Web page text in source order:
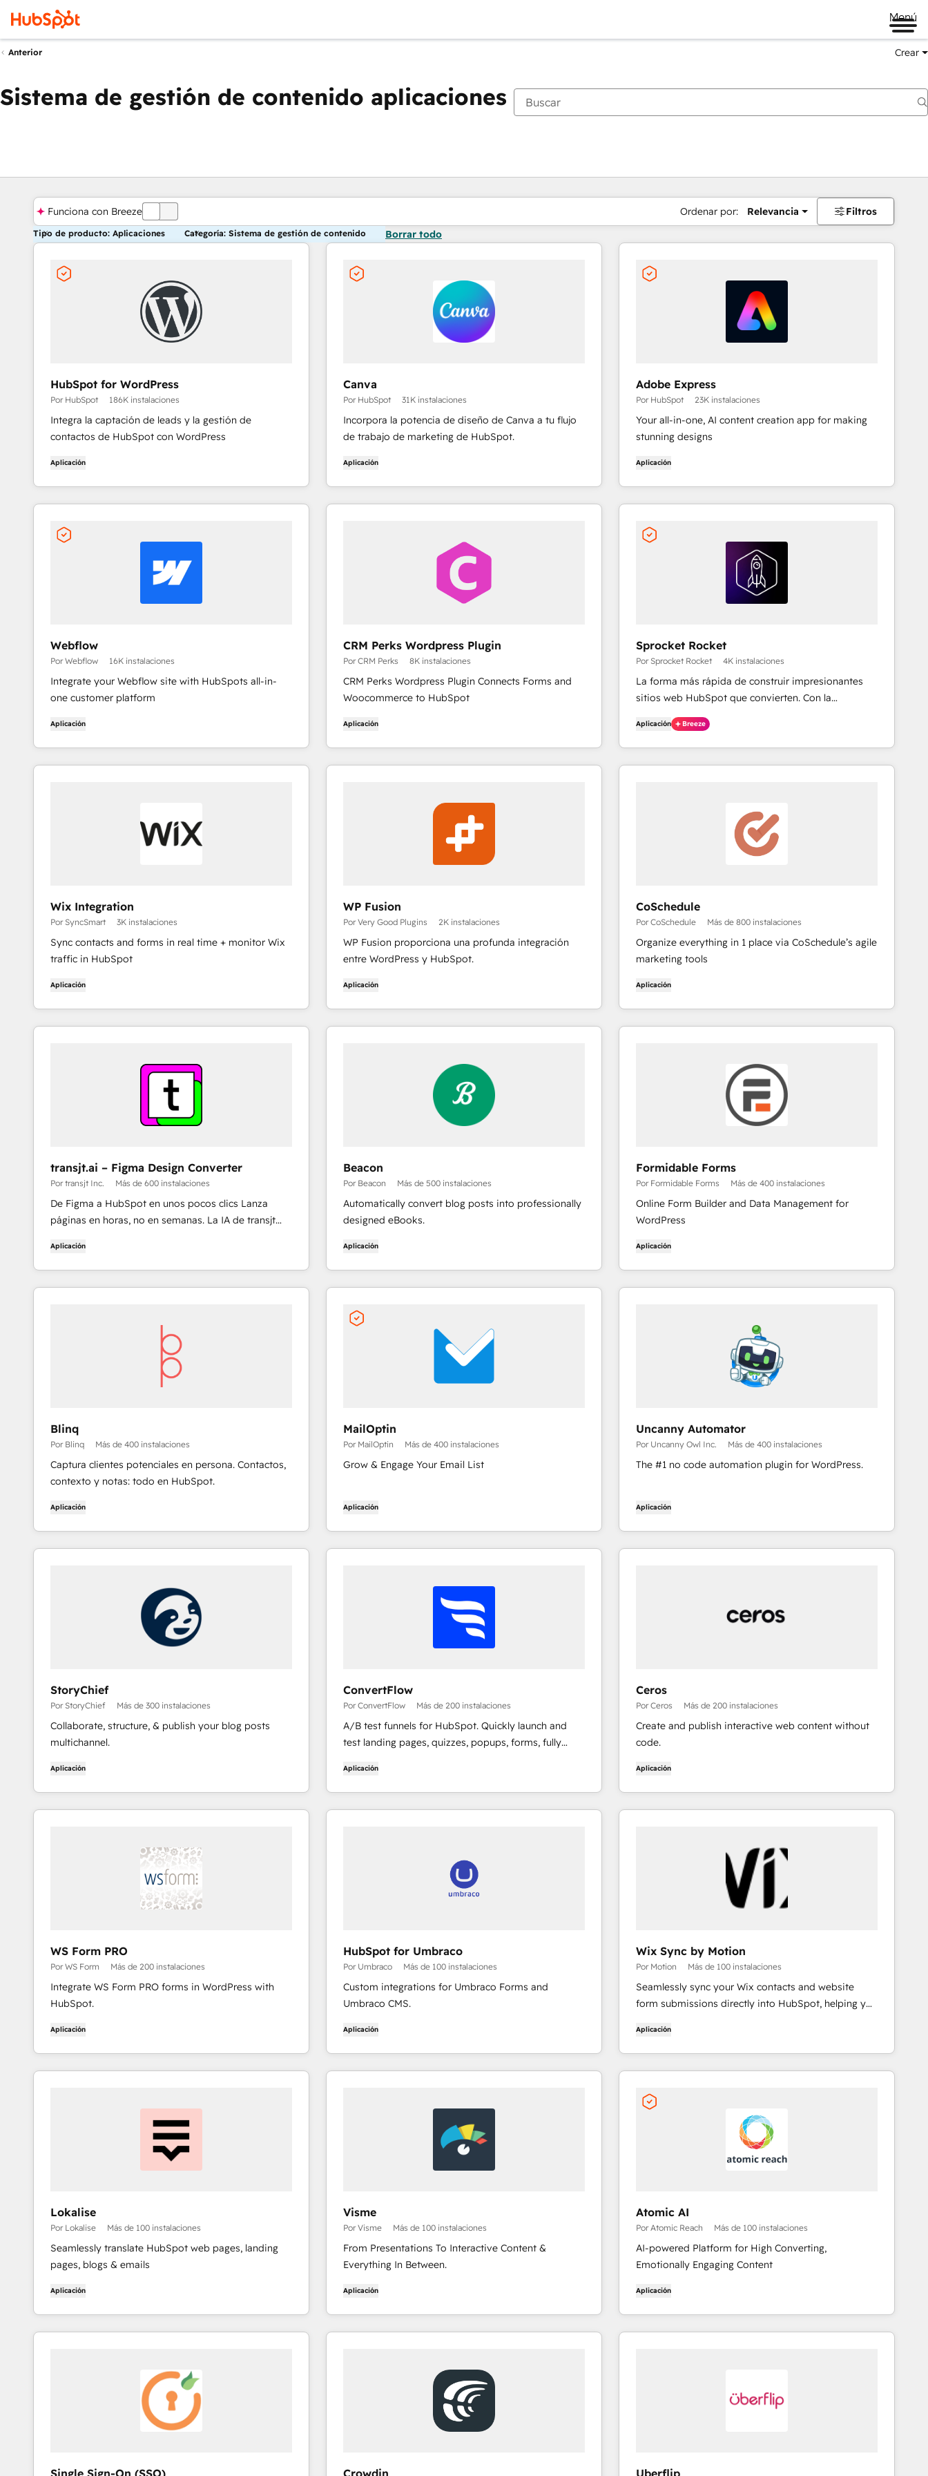
Menú
Anterior Crear
Sistema de gestión de contenido aplicaciones
Funciona con BreezeDESACTIVADA Ordenar por: Relevancia Filtros
Tipo de producto: Aplicaciones Categoría: Sistema de gestión de contenido Borrar todo
HubSpot for WordPress
Por HubSpot 186K instalaciones
Integra la captación de leads y la gestión de
contactos de HubSpot con WordPress
Aplicación
Canva
Por HubSpot 31K instalaciones
Incorpora la potencia de diseño de Canva a tu flujo
de trabajo de marketing de HubSpot.
Aplicación
Adobe Express
Por HubSpot 23K instalaciones
Your all-in-one, AI content creation app for making
stunning designs
Aplicación
Webflow
Por Webflow 16K instalaciones
Integrate your Webflow site with HubSpots all-in-
one customer platform
Aplicación
CRM Perks Wordpress Plugin
Por CRM Perks 8K instalaciones
CRM Perks Wordpress Plugin Connects Forms and
Woocommerce to HubSpot
Aplicación
Sprocket Rocket
Por Sprocket Rocket 4K instalaciones
La forma más rápida de construir impresionantes
sitios web HubSpot que convierten. Con la
simplicidad de arrastrar y soltar, la asistencia de la
IA y los módulos probados en batalla, Sprocket
Rocket transforma tus ideas en páginas listas para el
lanzamiento más rápido de lo que nunca creíste
Aplicación Breeze
Wix Integration
Por SyncSmart 3K instalaciones
Sync contacts and forms in real time + monitor Wix
traffic in HubSpot
Aplicación
WP Fusion
Por Very Good Plugins 2K instalaciones
WP Fusion proporciona una profunda integración
entre WordPress y HubSpot.
Aplicación
CoSchedule
Por CoSchedule Más de 800 instalaciones
Organize everything in 1 place via CoSchedule’s agile
marketing tools
Aplicación
transjt.ai – Figma Design Converter
Por transjt Inc. Más de 600 instalaciones
De Figma a HubSpot en unos pocos clics Lanza
páginas en horas, no en semanas. La IA de transjt
personalizado de HubSpot con hasta el 80% del
código listo - tú sólo perfecciona los detalles finales.
Aplicación
Beacon
Por Beacon Más de 500 instalaciones
Automatically convert blog posts into professionally
designed eBooks.
Aplicación
Formidable Forms
Por Formidable Forms Más de 400 instalaciones
Online Form Builder and Data Management for
WordPress
Aplicación
Blinq
Por Blinq Más de 400 instalaciones
Captura clientes potenciales en persona. Contactos,
contexto y notas: todo en HubSpot.
Aplicación
MailOptin
Por MailOptin Más de 400 instalaciones
Grow & Engage Your Email List
Aplicación
Uncanny Automator
Por Uncanny Owl Inc. Más de 400 instalaciones
The #1 no code automation plugin for WordPress.
Aplicación
StoryChief
Por StoryChief Más de 300 instalaciones
Collaborate, structure, & publish your blog posts
multichannel.
Aplicación
ConvertFlow
Por ConvertFlow Más de 200 instalaciones
A/B test funnels for HubSpot. Quickly launch and
test landing pages, quizzes, popups, forms, fully
Remix with Ai.
Aplicación
Ceros
Por Ceros Más de 200 instalaciones
Create and publish interactive web content without
code.
Aplicación
WS Form PRO
Por WS Form Más de 200 instalaciones
Integrate WS Form PRO forms in WordPress with
HubSpot.
Aplicación
HubSpot for Umbraco
Por Umbraco Más de 100 instalaciones
Custom integrations for Umbraco Forms and
Umbraco CMS.
Aplicación
Wix Sync by Motion
Por Motion Más de 100 instalaciones
Seamlessly sync your Wix contacts and website
form submissions directly into HubSpot, helping you
up.
Aplicación
Lokalise
Por Lokalise Más de 100 instalaciones
Seamlessly translate HubSpot web pages, landing
pages, blogs & emails
Aplicación
Visme
Por Visme Más de 100 instalaciones
From Presentations To Interactive Content &
Everything In Between.
Aplicación
Atomic AI
Por Atomic Reach Más de 100 instalaciones
AI-powered Platform for High Converting,
Emotionally Engaging Content
Aplicación
Single Sign-On (SSO) Crowdin Uberflip
Estás actualmente enPágina
Página